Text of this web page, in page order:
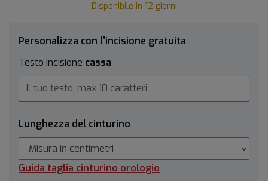
Disponibile in 12 giorni
Personalizza con l’incisione gratuita
Testo incisione cassa
Lunghezza del cinturino
Guida taglia cinturino orologio